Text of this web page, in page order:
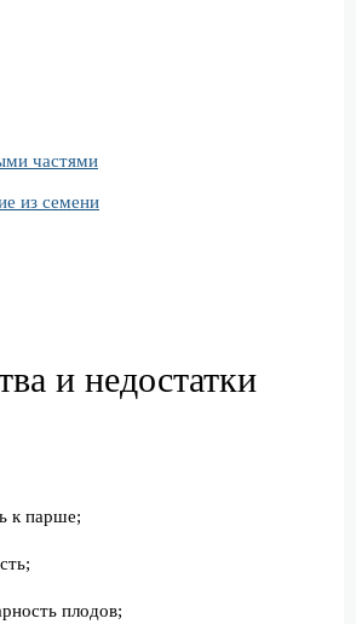
частями
из семени
и недостатки
к парше;
плодов;